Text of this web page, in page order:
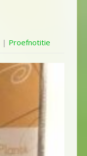
| Proefnotitie